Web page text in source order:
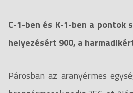
C-1-ben és K-1-ben a
helyezésért 900, a
Párosban az aranyérmes